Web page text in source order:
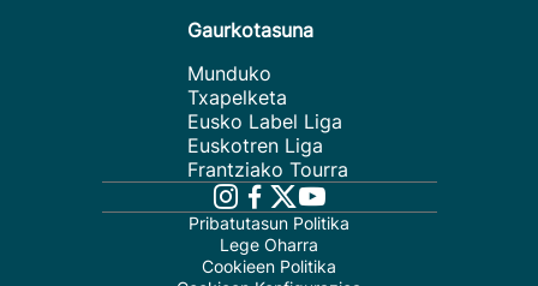
Gaurkotasuna
Munduko
Txapelketa
Eusko Label Liga
Euskotren Liga
Frantziako Tourra
Pribatutasun Politika
Lege Oharra
Cookieen Politika